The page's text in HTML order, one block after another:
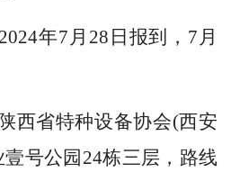
年7月28日报到，7月
西省特种设备协会(西安
号公园24栋三层，路线